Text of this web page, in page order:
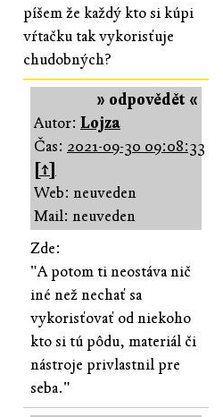
píšem že každý kto si kúpi
vŕtačku tak vykorisťuje
chudobných?
» odpovědět «
Autor: Lojza
Čas: 2021-09-30 09:08:33
[↑]
Web: neuveden
Mail: neuveden
Zde:
"A potom ti neostáva nič
iné než nechať sa
vykorisťovať od niekoho
kto si tú pôdu, materiál či
nástroje privlastnil pre
seba."